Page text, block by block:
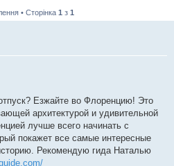
• Сторінка 1 з 1
Езжайте во Флоренцию! Это
архитектурой и удивительной
лучше всего начинать с
покажет все самые интересные
Рекомендую гида Наталью